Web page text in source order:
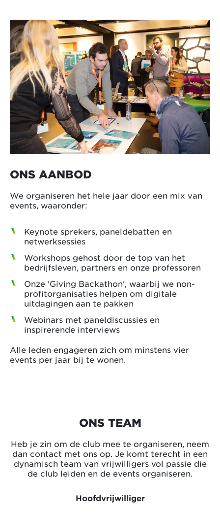
ONS AANBOD
We organiseren het hele jaar door een mix van
events, waaronder:
Keynote sprekers, paneldebatten en
netwerksessies
Workshops gehost door de top van het
bedrijfsleven, partners en onze professoren
Onze 'Giving Backathon', waarbij we non-
profitorganisaties helpen om digitale
uitdagingen aan te pakken
Webinars met paneldiscussies en
inspirerende interviews
Alle leden engageren zich om minstens vier
events per jaar bij te wonen.
ONS TEAM
Heb je zin om de club mee te organiseren, neem
dan contact met ons op. Je komt terecht in een
dynamisch team van vrijwilligers vol passie die
de club leiden en de events organiseren.
Hoofdvrijwilliger